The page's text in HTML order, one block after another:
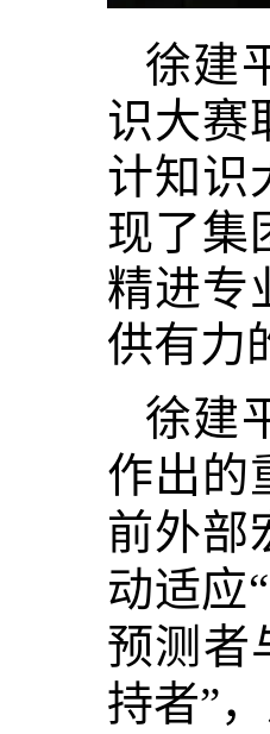
徐建
识大赛
计知识
现了集
精进专
供有力
徐建
作出的
前外部
动适应
预测者
持者”